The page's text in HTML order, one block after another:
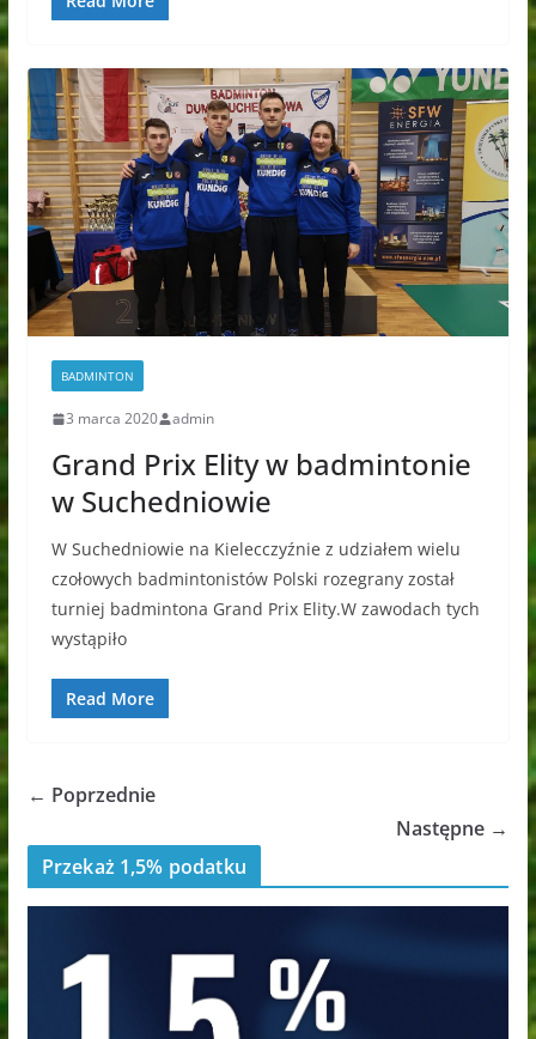
BADMINTON
3 marca 2020 admin
Grand Prix Elity w badmintonie
w Suchedniowie
W Suchedniowie na Kielecczyźnie z udziałem wielu
czołowych badmintonistów Polski rozegrany został
turniej badmintona Grand Prix Elity.W zawodach tych
wystąpiło
Read More
← Poprzednie
Następne →
Przekaż 1,5% podatku